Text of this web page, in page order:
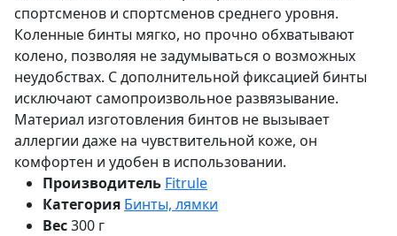
спортсменов и спортсменов среднего уровня.
Коленные бинты мягко, но прочно обхватывают
колено, позволяя не задумываться о возможных
неудобствах. С дополнительной фиксацией бинты
исключают самопроизвольное развязывание.
Материал изготовления бинтов не вызывает
аллергии даже на чувствительной коже, он
комфортен и удобен в использовании.
Производитель Fitrule
Категория Бинты, лямки
Вес300 г